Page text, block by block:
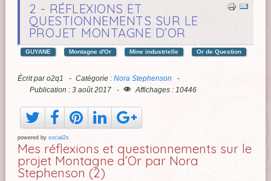
2 - RÉFLEXIONS ET
QUESTIONNEMENTS SUR LE
PROJET MONTAGNE D’OR
GUYANE Montagne d'Or Mine industrielle Or de Question
Écrit paro2q1 Catégorie : Nora Stephenson
Publication : 3 août 2017
Affichages : 10446
powered by social2s
Mes réflexions et questionnements sur le
projet Montagne d’Or par Nora
Stephenson (2)